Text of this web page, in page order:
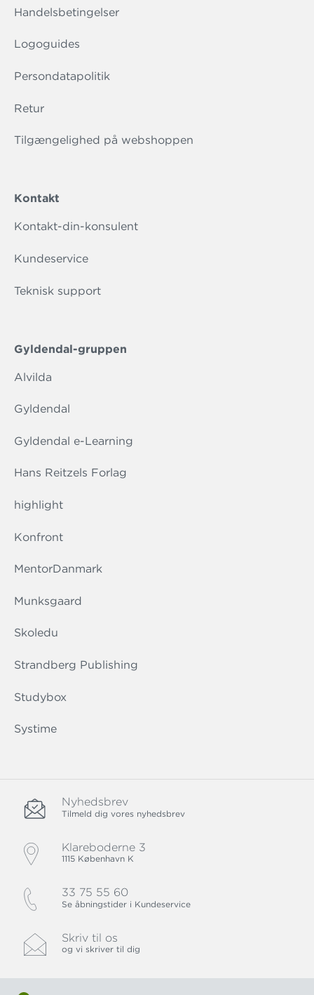
Handelsbetingelser
Logoguides
Persondatapolitik
Retur
Tilgængelighed på webshoppen
Kontakt
Kontakt-din-konsulent
Kundeservice
Teknisk support
Gyldendal-gruppen
Alvilda
Gyldendal
Gyldendal e-Learning
Hans Reitzels Forlag
highlight
Konfront
MentorDanmark
Munksgaard
Skoledu
Strandberg Publishing
Studybox
Systime
Nyhedsbrev
Tilmeld dig vores nyhedsbrev
Klareboderne 3
1115 København K
33 75 55 60
Se åbningstider i Kundeservice
Skriv til os
og vi skriver til dig